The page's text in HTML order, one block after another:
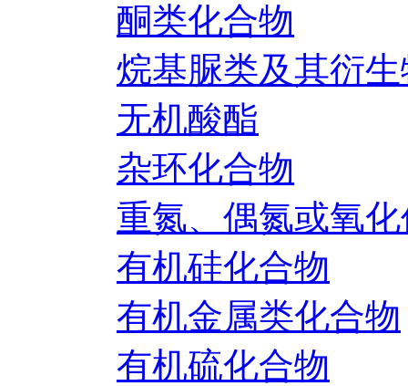
酮类化合物
烷基脲类及其衍
无机酸酯
杂环化合物
重氮、偶氮或氧
有机硅化合物
有机金属类化合物
有机硫化合物